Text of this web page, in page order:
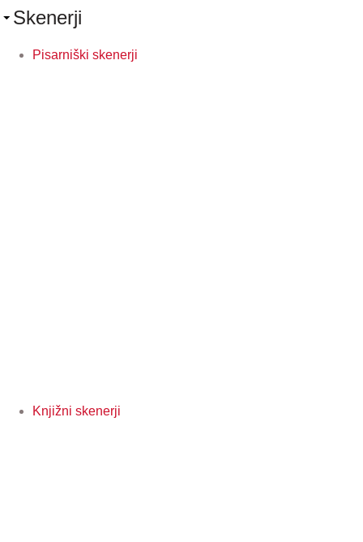
Skenerji
Pisarniški skenerji
Knjižni skenerji